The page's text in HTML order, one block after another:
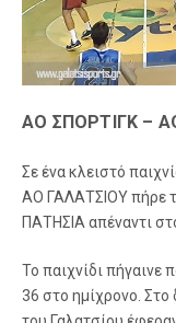
ΑΟ ΣΠΟΡΤΙΓΚ –
Σε ένα κλειστό
ΑΟ ΓΑΛΑΤΣΙΟΥ πήρε
ΠΑΤΗΣΙΑ απέναντι
Το παιχνίδι πήγαινε
36 στο ημίχρονο. Στο